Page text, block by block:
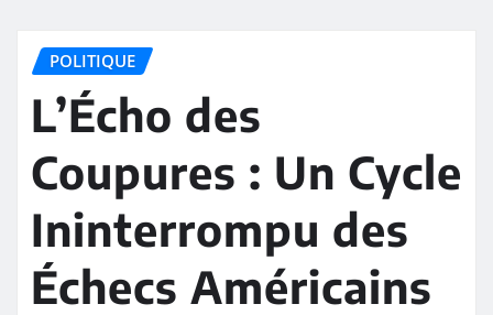
POLITIQUE
L’Écho des
Coupures : Un Cycle
Ininterrompu des
Échecs Américains